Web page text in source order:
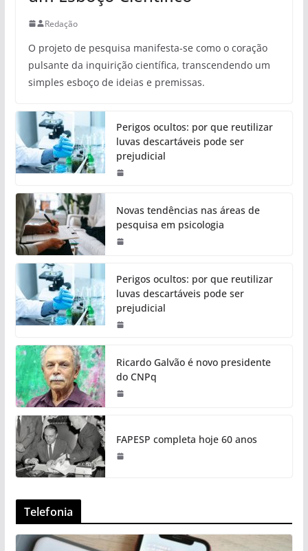
Redação
O projeto de pesquisa manifesta-se como o coração
pulsante da inquirição científica, transcendendo um
simples esboço de ideias e premissas.
Perigos ocultos: por que reutilizar
luvas descartáveis pode ser
prejudicial
Novas tendências nas áreas de
pesquisa em psicologia
Perigos ocultos: por que reutilizar
luvas descartáveis pode ser
prejudicial
Ricardo Galvão é novo presidente
do CNPq
FAPESP completa hoje 60 anos
Telefonia